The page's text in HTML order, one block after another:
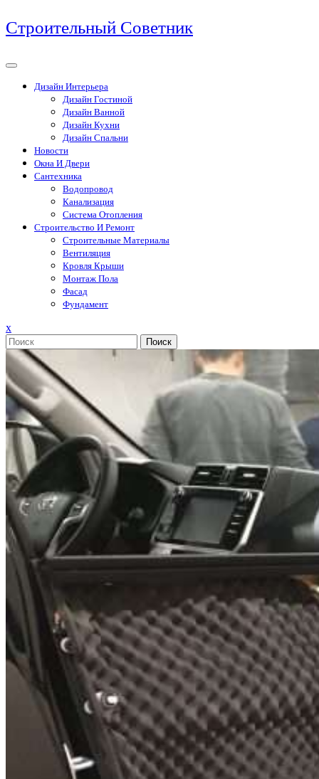
Перейти
к
Строительный Советник
Дизайн Интерьера
Дизайн Гостиной
Дизайн Ванной
Дизайн Кухни
Дизайн Спальни
Новости
Окна И Двери
Сантехника
Водопровод
Канализация
Система Отопления
Строительство И Ремонт
Строительные Материалы
Вентиляция
Кровля Крыши
Монтаж Пола
Фасад
Фундамент
xЗакрыть
меню
Поиск